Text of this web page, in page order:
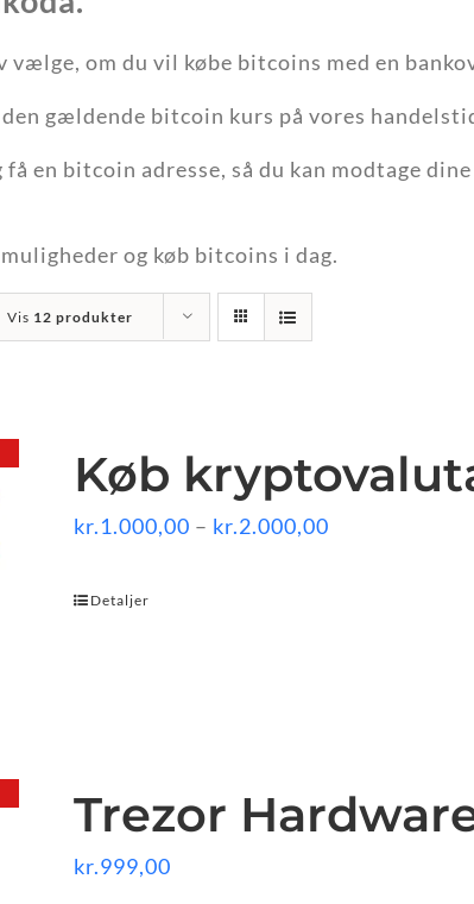
vælge, om du vil købe bitcoins med en
gældende bitcoin kurs på vores
en bitcoin adresse, så du kan modtage
og køb bitcoins i dag.
Vis 12 produkter
Køb
kr.1.000,00 – kr.2.000,00Prisinterval:
Detaljer
Trezor
kr.999,00